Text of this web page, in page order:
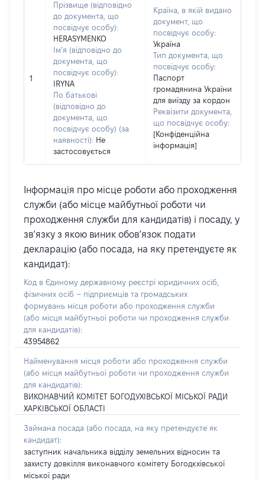
1
Прізвище (відповідно
до документа, що
посвідчує особу):
HERASYMENKO
Ім’я (відповідно до
документа, що
посвідчує особу):
IRYNA
По батькові
(відповідно до
документа, що
посвідчує особу) (за
наявності): Не
застосовується
Країна, в якій видано
документ, що
посвідчує особу:
Україна
Тип документа, що
посвідчує особу:
Паспорт
громадянина України
для виїзду за кордон
Реквізити документа,
що посвідчує особу:
[Конфіденційна
інформація]
Інформація про місце роботи або проходження
служби (або місце майбутньої роботи чи
проходження служби для кандидатів) і посаду, у
зв’язку з якою виник обов’язок подати
декларацію (або посада, на яку претендуєте як
кандидат):
Код в Єдиному державному реєстрі юридичних осіб,
фізичних осіб – підприємців та громадських
формувань місця роботи або проходження служби
(або місця майбутньої роботи чи проходження служби
для кандидатів):
43954862
Найменування місця роботи або проходження служби
(або місця майбутньої роботи чи проходження служби
для кандидатів):
ВИКОНАВЧИЙ КОМІТЕТ БОГОДУХІВСЬКОЇ МІСЬКОЇ РАДИ
ХАРКІВСЬКОЇ ОБЛАСТІ
Займана посада (або посада, на яку претендуєте як
кандидат):
заступник начальника відділу земельних відносин та
захисту довкілля виконавчого комітету Богодкхівської
міської ради